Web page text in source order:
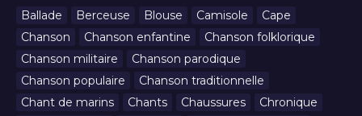
Ballade Berceuse Blouse Camisole
Cape
Chanson
Chanson enfantine
Chanson folklorique
Chanson militaire
Chanson parodique
Chanson populaire
Chanson traditionnelle
Chant de marins
Chants Chaussures
Chronique